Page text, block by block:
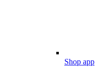
Shop app